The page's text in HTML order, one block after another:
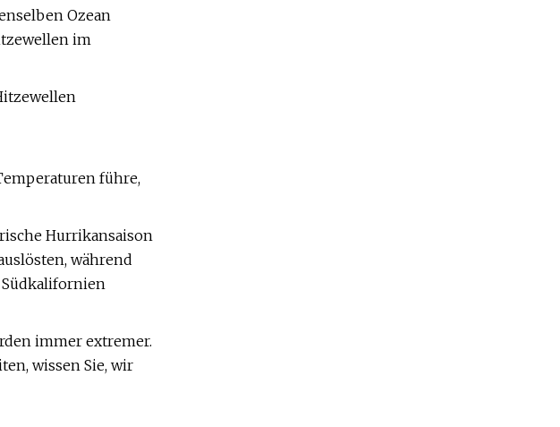
Ozean
im
führe,
Hurrikansaison
während
immer extremer.
wissen Sie, wir